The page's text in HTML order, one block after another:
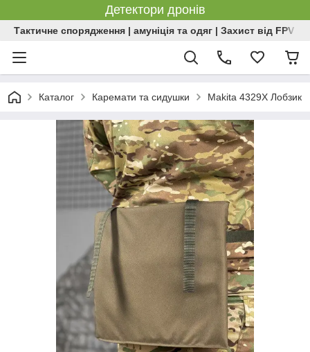
Детектори дронів
Тактичне спорядження | амуніція та одяг | Захист від FPV |
Каталог Каремати та сидушки Makita 4329X Лобзик